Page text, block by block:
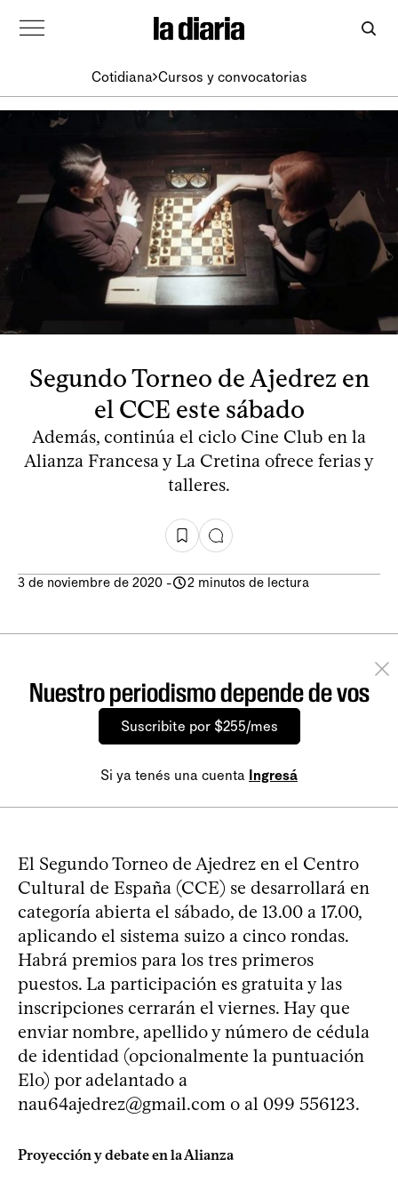
Cotidiana Cursos y convocatorias
Segundo Torneo de Ajedrez en
el CCE este sábado
Además, continúa el ciclo Cine Club en la
Alianza Francesa y La Cretina ofrece ferias y
talleres.
3 de noviembre de 2020 - 2 minutos de lectura
Nuestro periodismo depende de vos
Suscribite por $255/mes
Si ya tenés una cuenta Ingresá
El Segundo Torneo de Ajedrez en el Centro
Cultural de España (CCE) se desarrollará en
categoría abierta el sábado, de 13.00 a 17.00,
aplicando el sistema suizo a cinco rondas.
Habrá premios para los tres primeros
puestos. La participación es gratuita y las
inscripciones cerrarán el viernes. Hay que
enviar nombre, apellido y número de cédula
de identidad (opcionalmente la puntuación
Elo) por adelantado a
nau64ajedrez@gmail.com o al 099 556123.
Proyección y debate en la Alianza